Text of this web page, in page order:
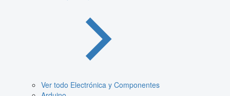
Ver todo Electrónica y Componentes